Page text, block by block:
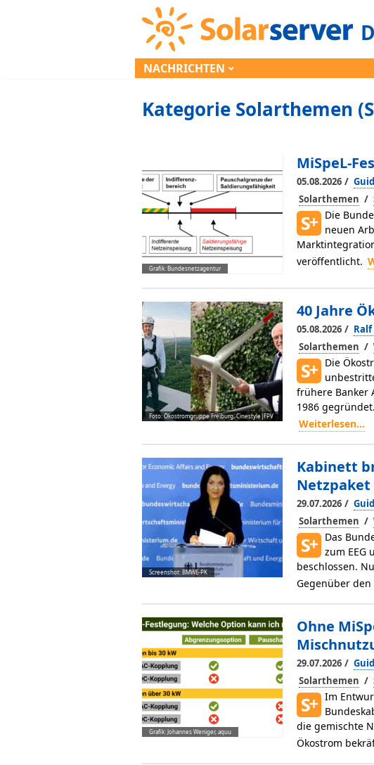
NACHRICHTEN
Kategorie Solarthemen
Grafik: Bundesnetzagentur
MiSpeL-
05.08.2026 /
Solarthemen /
Die
neuen
veröffentlicht.
Foto: Ökostromgruppe Freiburg, Cinestyle|FPV
40 Jahre
05.08.2026 /
Solarthemen /
Die
frühere Banker
1986
Weiterlesen...
Screenshot: BMWE-PK
Kabinett
Netzpaket
29.07.2026 /
Solarthemen /
Das
zum EEG
beschlossen.
Gegenüber
Grafik: Johannes Weniger, aquu
Ohne
29.07.2026 /
Solarthemen /
Im
die gemischte
Ökostrom